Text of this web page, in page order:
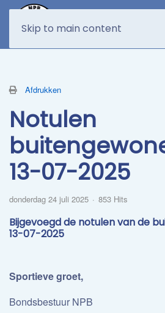
Skip to main content
Afdrukken
Notulen
13-07-2025
donderdag 24 juli 2025 853 Hits
Bijgevoegd de notulen van de
13-07-2025
Sportieve groet,
Bondsbestuur NPB